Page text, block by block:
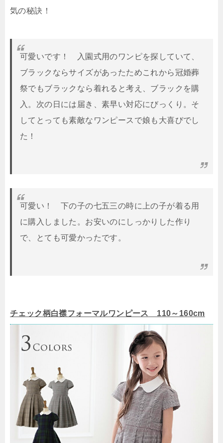
気の秘訣！
可愛いです！ 入園式用のワンピを探していて、
ブラックならサイズがあったためこれから冠婚葬
祭でもブラックなら着れると考え、ブラックを購
入。次の日には届き、素早い対応にびっくり。そ
してとっても素敵なワンピースで娘も大喜びでし
た！
可愛い！ 下の子の七五三の時に上の子が着る用
に購入しました。お安いのにしっかりした作り
で、とても可愛かったです。
チェック柄白襟フォーマルワンピース 110～160cm